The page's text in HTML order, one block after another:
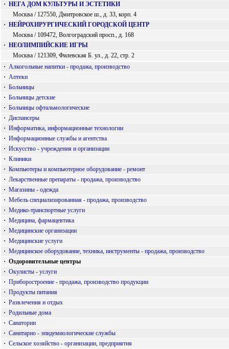
· НЕГА ДОМ КУЛЬТУРЫ И ЭСТЕТИКИ
Москва / 127550, Дмитровское ш., д. 33, корп. 4
· НЕЙРОХИРУРГИЧЕСКИЙ ГОРОДСКОЙ ЦЕНТР
Москва / 109472, Волгоградский просп., д. 168
· НЕОЛИМПИЙСКИЕ ИГРЫ
Москва / 121309, Филевская Б. ул., д. 22, стр. 2
· Алкогольные напитки - продажа, производство
· Аптеки
· Больницы
· Больницы детские
· Больницы офтальмологические
· Диспансеры
· Информатика, информационные технологии
· Информационные службы и агентства
· Искусство - учреждения и организации
· Клиники
· Компьютеры и компьютерное оборудование - ремонт
· Лекарственные препараты - продажа, производство
· Магазины - одежда
· Мебель специализированная - продажа, производство
· Медико-транспортные услуги
· Медицина, фармацевтика
· Медицинские организации
· Медицинские услуги
· Медицинское оборудование, техника, инструменты - продажа, производство
· Оздоровительные центры
· Окулисты - услуги
· Приборостроение - продажа, производство продукции
· Продукты питания
· Развлечения и отдых
· Родильные дома
· Санатории
· Санитарно - эпидемиологические службы
· Сельское хозяйство - организации, предприятия